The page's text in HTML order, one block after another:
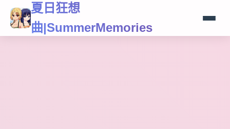
夏日狂想
曲|SummerMemories